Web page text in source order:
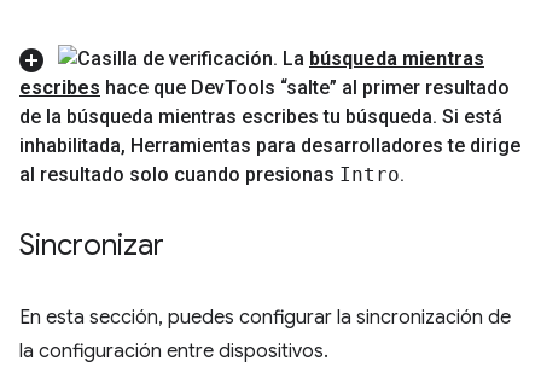
La búsqueda mientras
escribes hace que DevTools “salte” al primer resultado
de la búsqueda mientras escribes tu búsqueda. Si está
inhabilitada, Herramientas para desarrolladores te dirige
al resultado solo cuando presionas Intro.
Sincronizar
En esta sección, puedes configurar la sincronización de
la configuración entre dispositivos.